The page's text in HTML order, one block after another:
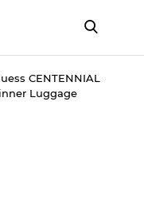
CENTENNIAL
Luggage